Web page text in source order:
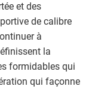
et des
de calibre
à
la
formidables qui
qui façonne